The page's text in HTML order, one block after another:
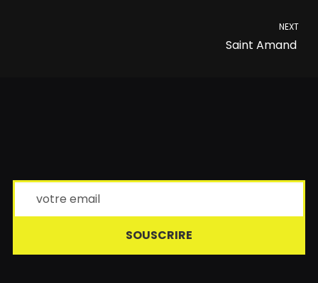
NEXT
Saint Amand
SOUSCRIRE